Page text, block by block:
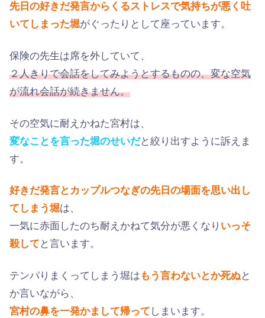
先日の好きだ発言からくるストレスで気持ちが悪く吐
いてしまった堀がぐったりとして座っています。
保険の先生は席を外していて、
２人きりで会話をしてみようとするものの、変な空気
が流れ会話が続きません。
その空気に耐えかねた宮村は、
変なことを言った堀のせいだと絞り出すように訴えま
す。
好きだ発言とカップルつなぎの先日の場面を思い出し
てしまう堀は、
一気に赤面したのち耐えかねて気分が悪くなり いっそ
殺して と言います。
テンパりまくってしまう堀は もう言わないとか死ぬと
か言いながら、
宮村の鼻を一発かまして帰って しまいます。